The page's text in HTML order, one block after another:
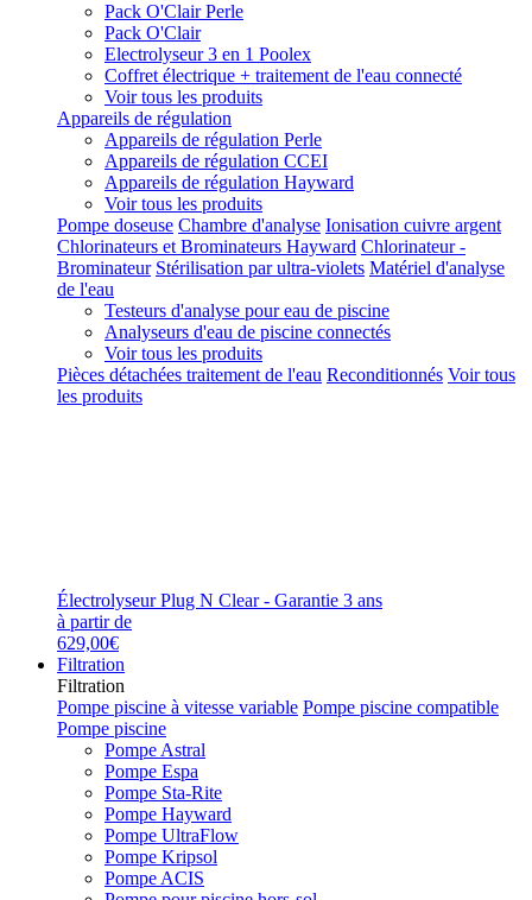
Pack O'Clair Perle
Pack O'Clair
Electrolyseur 3 en 1 Poolex
Coffret électrique + traitement de l'eau connecté
Voir tous les produits
Appareils de régulation
Appareils de régulation Perle
Appareils de régulation CCEI
Appareils de régulation Hayward
Voir tous les produits
Pompe doseuse Chambre d'analyse Ionisation cuivre argent
Chlorinateurs et Brominateurs Hayward Chlorinateur -
Brominateur Stérilisation par ultra-violets Matériel d'analyse
de l'eau
Testeurs d'analyse pour eau de piscine
Analyseurs d'eau de piscine connectés
Voir tous les produits
Pièces détachées traitement de l'eau Reconditionnés Voir tous
les produits
Électrolyseur Plug N Clear - Garantie 3 ans
à partir de
629,00€
Filtration
Filtration
Pompe piscine à vitesse variable Pompe piscine compatible
Pompe piscine
Pompe Astral
Pompe Espa
Pompe Sta-Rite
Pompe Hayward
Pompe UltraFlow
Pompe Kripsol
Pompe ACIS